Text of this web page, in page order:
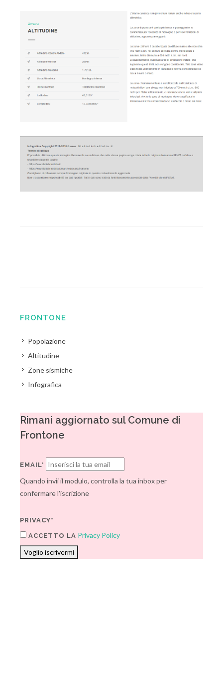
FRONTONE
Popolazione
Altitudine
Zone sismiche
Infografica
Rimani aggiornato sul Comune di
Frontone
EMAIL*
Quando invii il modulo, controlla la tua inbox per
confermare l'iscrizione
PRIVACY*
ACCETTO LA Privacy Policy
Voglio iscrivermi